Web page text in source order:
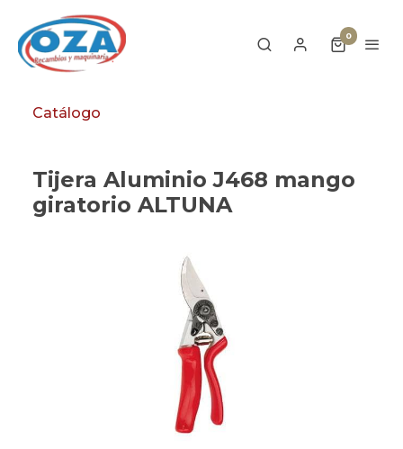
0
Catálogo
Tijera Aluminio J468 mango
giratorio ALTUNA